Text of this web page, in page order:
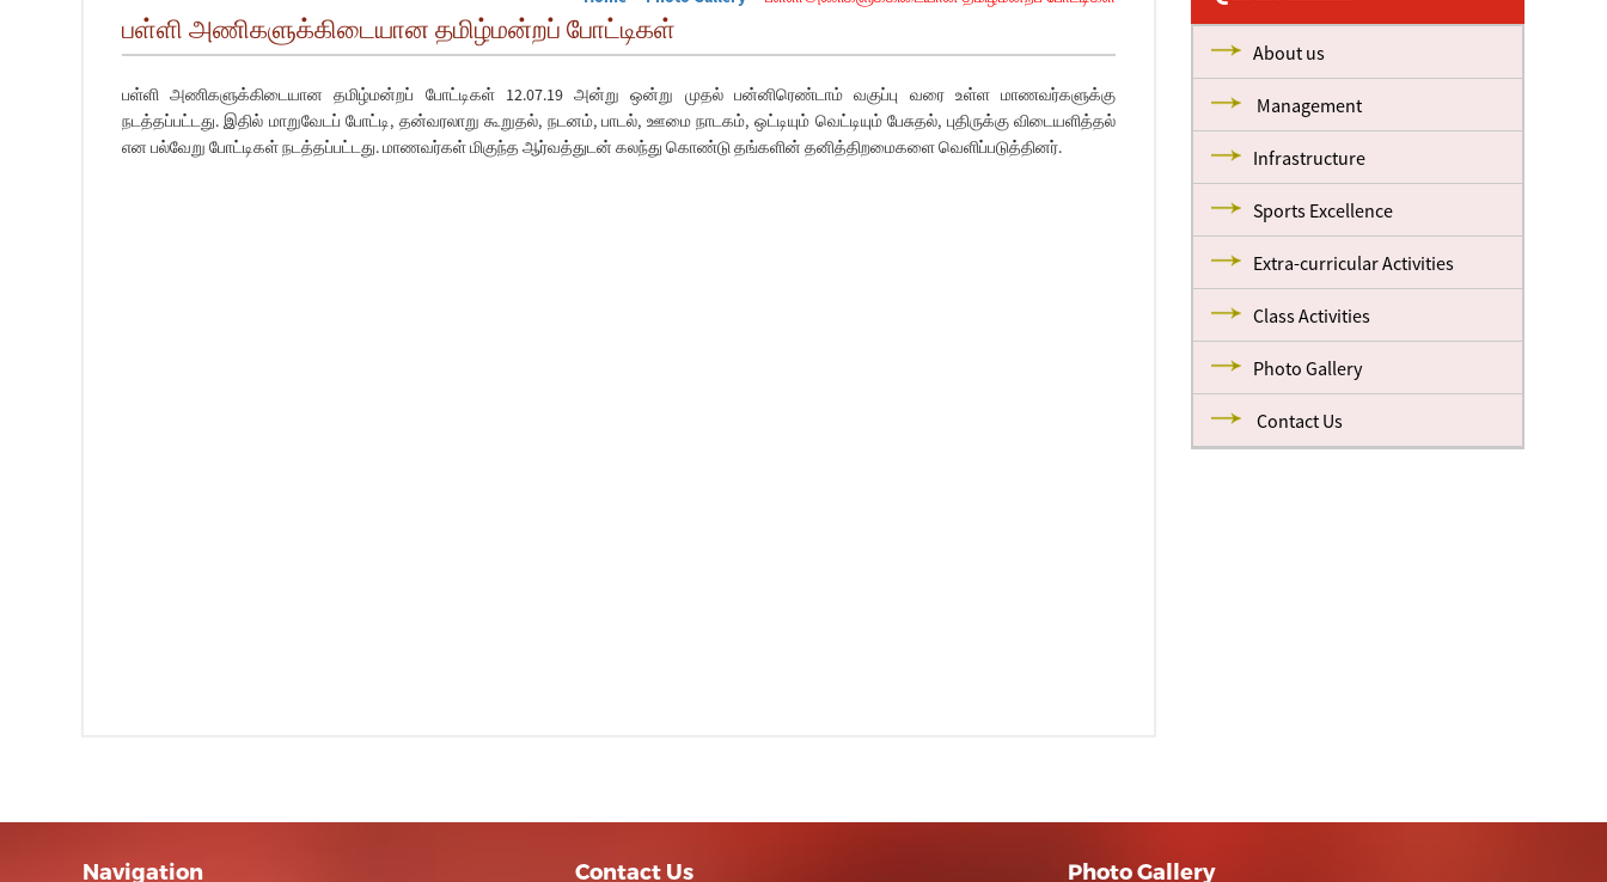
பள்ளி அணிகளுக்கிடையான தமிழ்மன்றப் போட்டிகள்
பள்ளி அணிகளுக்கிடையான தமிழ்மன்றப் போட்டிகள் 12.07.19 அன்று ஒன்று முதல் பன்னிரெண்டாம் வகுப்பு வரை உள்ள மாணவர்களுக்கு
நடத்தப்பட்டது. இதில் மாறுவேடப் போட்டி, தன்வரலாறு கூறுதல், நடனம், பாடல், ஊமை நாடகம், ஒட்டியும் வெட்டியும் பேசுதல், புதிருக்கு விடையளித்தல்
என பல்வேறு போட்டிகள் நடத்தப்பட்டது. மாணவர்கள் மிகுந்த ஆர்வத்துடன் கலந்து கொண்டு தங்களின் தனித்திறமைகளை வெளிப்படுத்தினர்.
About us
Management
Infrastructure
Sports Excellence
Extra-curricular Activities
Class Activities
Photo Gallery
Contact Us
Navigation Contact Us Photo Gallery